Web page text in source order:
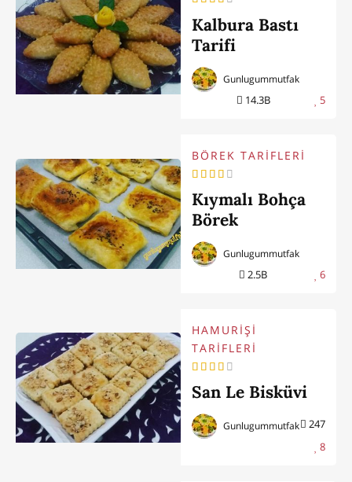
Kalbura Bastı
Tarifi
14.3B 5
Gunlugummutfak
BÖREK TARİFLERİ
Kıymalı Bohça
Börek
2.5B 6
Gunlugummutfak
HAMURİŞİ
TARİFLERİ
San Le Bisküvi
247
8
Gunlugummutfak